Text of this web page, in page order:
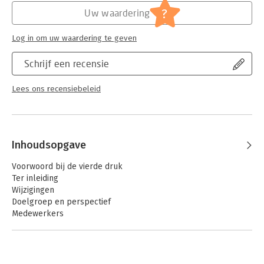
Recht algemeen - Inleiding recht
Serie:
Studiereeks Nederlands-Antilliaans en
Schrijf een recensie
Lees ons recensiebeleid
Uw waardering ?
Log in om uw waardering te geven
Inhoudsopgave
Voorwoord bij de vierde druk
Ter inleiding
Wijzigingen
Doelgroep en perspectief
Medewerkers